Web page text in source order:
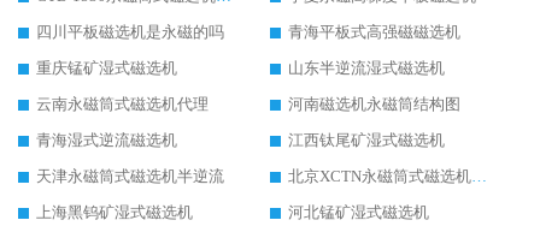
四川平板磁选机是永磁的吗
青海平板式高强磁磁选机
重庆锰矿湿式磁选机
山东半逆流湿式磁选机
云南永磁筒式磁选机代理
河南磁选机永磁筒结构图
青海湿式逆流磁选机
江西钛尾矿湿式磁选机
天津永磁筒式磁选机半逆流
北京XCTN永磁筒式磁选机磁块位置
上海黑钨矿湿式磁选机
河北锰矿湿式磁选机